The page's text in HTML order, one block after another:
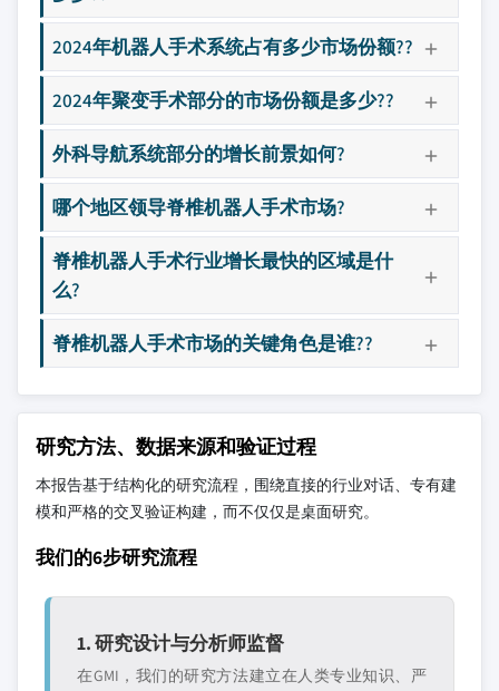
2024年机器人手术系统占有多少市场份额??
2024年聚变手术部分的市场份额是多少??
外科导航系统部分的增长前景如何?
哪个地区领导脊椎机器人手术市场?
脊椎机器人手术行业增长最快的区域是什
么?
脊椎机器人手术市场的关键角色是谁??
研究方法、数据来源和验证过程
本报告基于结构化的研究流程，围绕直接的行业对话、专有建
模和严格的交叉验证构建，而不仅仅是桌面研究。
我们的6步研究流程
1. 研究设计与分析师监督
在GMI，我们的研究方法建立在人类专业知识、严